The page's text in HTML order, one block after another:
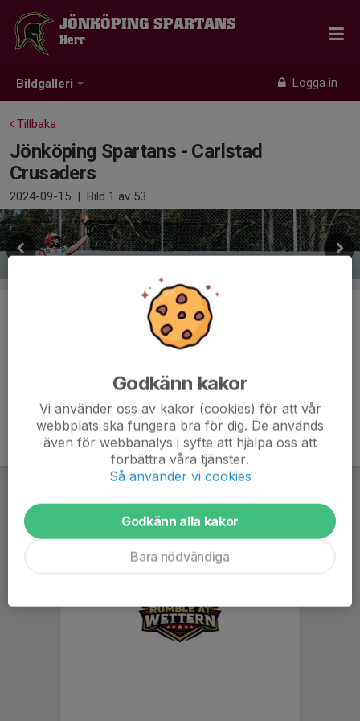
Bildgalleri Logga in
JÖNKÖPING SPARTANS
Herr
Tillbaka
Jönköping Spartans - Carlstad
Crusaders
2024-09-15 | Bild 1 av 53
Godkänn kakor
Vi använder oss av kakor (cookies) för att vår
webbplats ska fungera bra för dig. De används
även för webbanalys i syfte att hjälpa oss att
förbättra våra tjänster.
Så använder vi cookies
Godkänn alla kakor
Bara nödvändiga